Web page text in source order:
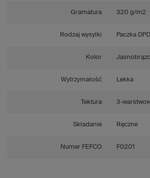
Gramatura 320 g/m2
Rodzaj wysyłki Paczka DPD
Kolor
Wytrzymałość Lekka
Tektura 3-
Składanie Ręczne
Numer FEFCO F0201